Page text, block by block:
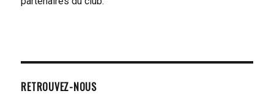
RETROUVEZ-NOUS